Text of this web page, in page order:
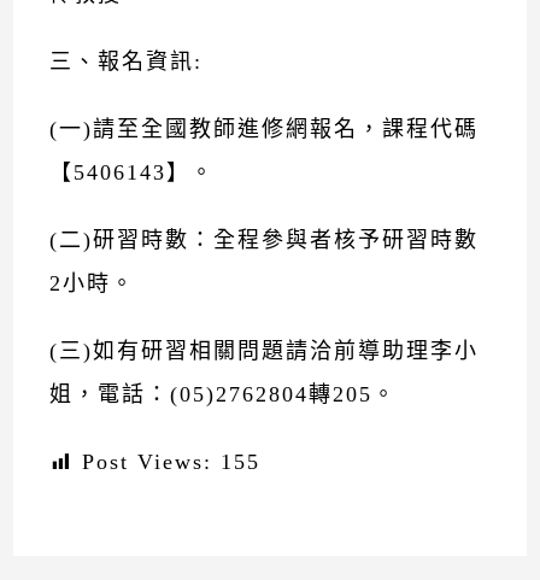
三、報名資訊:
(一)請至全國教師進修網報名，課程代碼
【5406143】。
(二)研習時數：全程參與者核予研習時數
2小時。
(三)如有研習相關問題請洽前導助理李小
姐，電話：(05)2762804轉205。
Post Views: 155